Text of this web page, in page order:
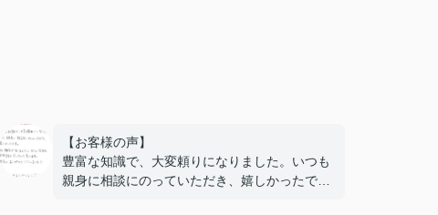
【お客様の声】
豊富な知識で、大変頼りになりました。いつも
親身に相談にのっていただき、嬉しかったで